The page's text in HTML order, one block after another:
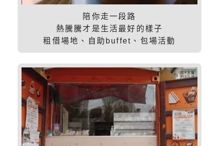
陪你走一段路
熱騰騰才是生活最好的樣子
租借場地、自助buffet、包場活動